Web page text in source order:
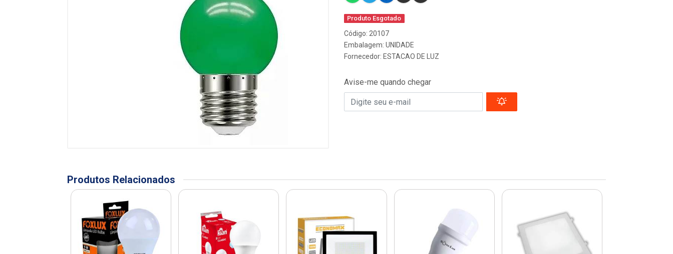
Produto Esgotado
Código: 20107
Embalagem: UNIDADE
Fornecedor: ESTACAO DE LUZ
Avise-me quando chegar
Produtos Relacionados